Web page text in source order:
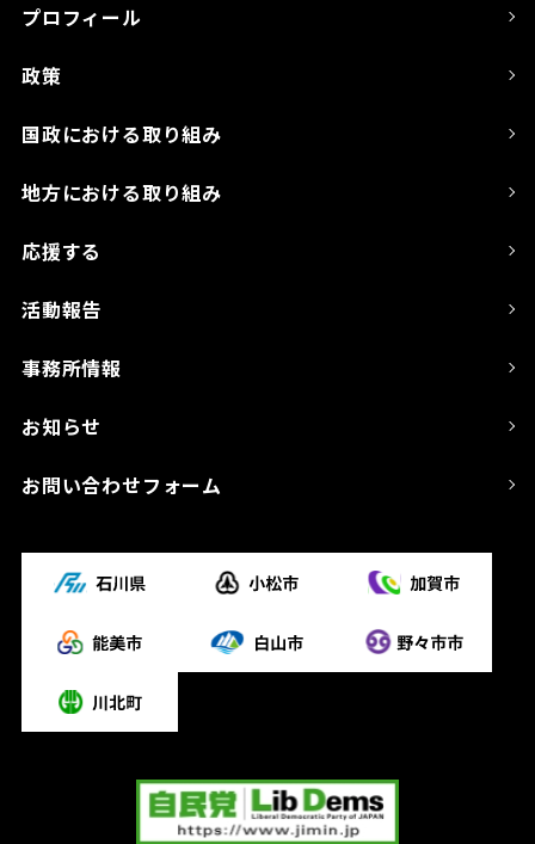
プロフィール
政策
国政における取り組み
地方における取り組み
応援する
活動報告
事務所情報
お知らせ
お問い合わせフォーム